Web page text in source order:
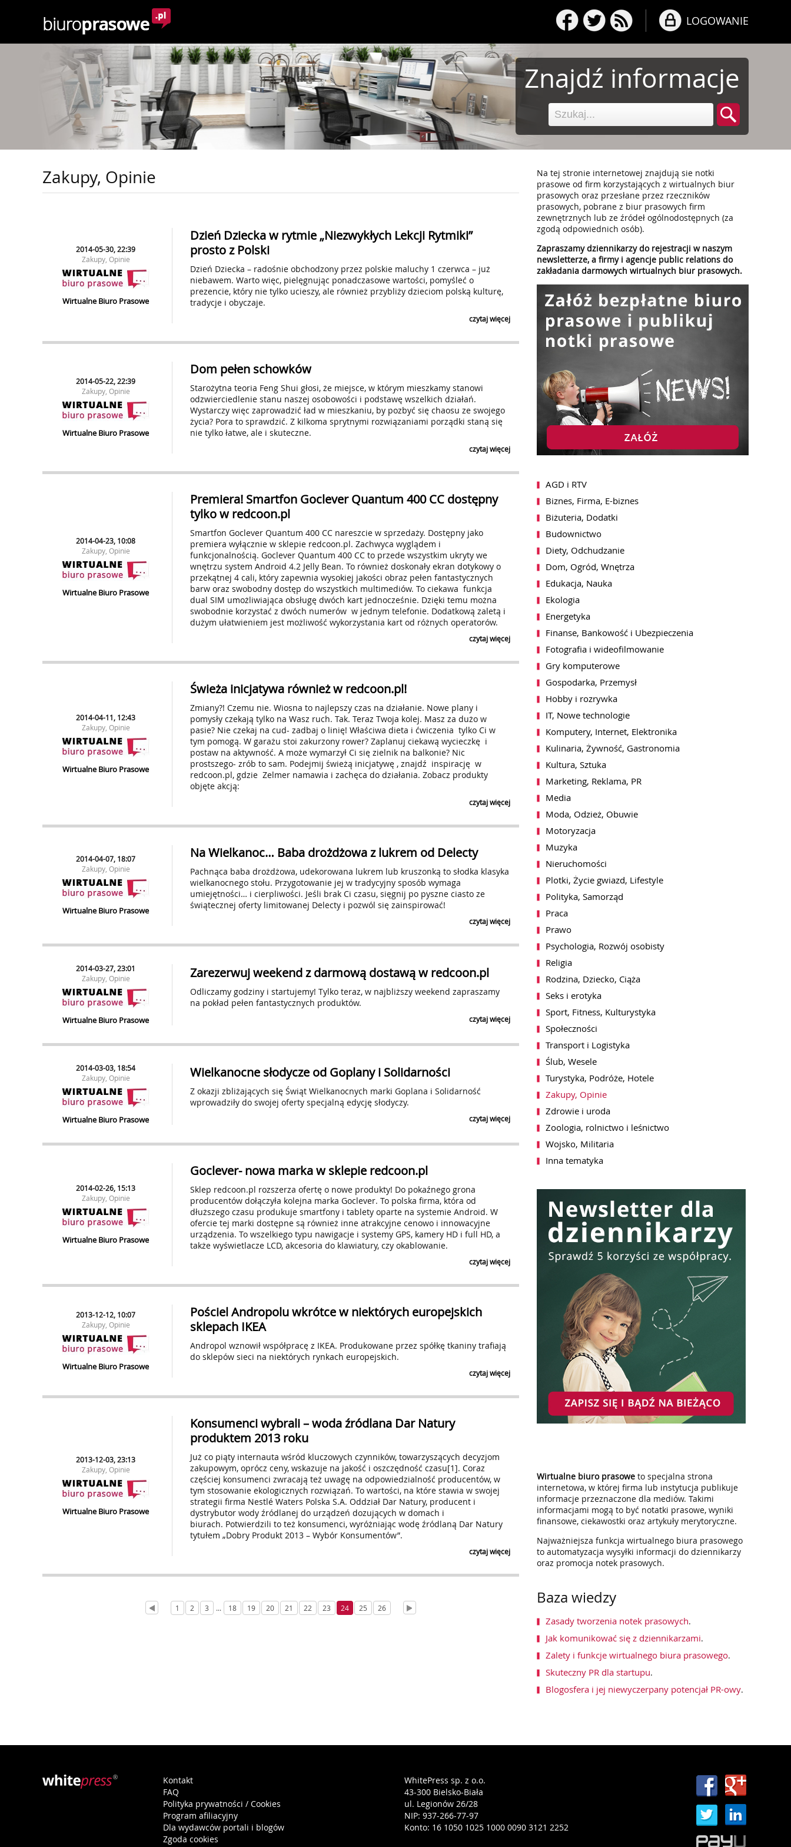
LOGOWANIE
Znajdź informacje
Zakupy, Opinie
2014-05-30, 22:39
Zakupy, Opinie
Wirtualne Biuro Prasowe
Dzień Dziecka w rytmie „Niezwykłych Lekcji Rytmiki”
prosto z Polski
Dzień Dziecka – radośnie obchodzony przez polskie maluchy 1 czerwca – już
niebawem. Warto więc, pielęgnując ponadczasowe wartości, pomyśleć o
prezencie, który nie tylko ucieszy, ale również przybliży dzieciom polską kulturę,
tradycje i obyczaje.
czytaj więcej
2014-05-22, 22:39
Zakupy, Opinie
Wirtualne Biuro Prasowe
Dom pełen schowków
Starożytna teoria Feng Shui głosi, że miejsce, w którym mieszkamy stanowi
odzwierciedlenie stanu naszej osobowości i podstawę wszelkich działań.
Wystarczy więc zaprowadzić ład w mieszkaniu, by pozbyć się chaosu ze swojego
życia? Pora to sprawdzić. Z kilkoma sprytnymi rozwiązaniami porządki staną się
nie tylko łatwe, ale i skuteczne.
czytaj więcej
2014-04-23, 10:08
Zakupy, Opinie
Wirtualne Biuro Prasowe
Premiera! Smartfon Goclever Quantum 400 CC dostępny
tylko w redcoon.pl
Smartfon Goclever Quantum 400 CC nareszcie w sprzedaży. Dostępny jako
premiera wyłącznie w sklepie redcoon.pl. Zachwyca wyglądem i
funkcjonalnością. Goclever Quantum 400 CC to przede wszystkim ukryty we
wnętrzu system Android 4.2 Jelly Bean. To również doskonały ekran dotykowy o
przekątnej 4 cali, który zapewnia wysokiej jakości obraz pełen fantastycznych
barw oraz swobodny dostęp do wszystkich multimediów. To ciekawa funkcja
dual SIM umożliwiająca obsługę dwóch kart jednocześnie. Dzięki temu można
swobodnie korzystać z dwóch numerów w jednym telefonie. Dodatkową zaletą i
dużym ułatwieniem jest możliwość wykorzystania kart od różnych operatorów.
czytaj więcej
2014-04-11, 12:43
Zakupy, Opinie
Wirtualne Biuro Prasowe
Świeża inicjatywa również w redcoon.pl!
Zmiany?! Czemu nie. Wiosna to najlepszy czas na działanie. Nowe plany i
pomysły czekają tylko na Wasz ruch. Tak. Teraz Twoja kolej. Masz za dużo w
pasie? Nie czekaj na cud- zadbaj o linię! Właściwa dieta i ćwiczenia tylko Ci w
tym pomogą. W garażu stoi zakurzony rower? Zaplanuj ciekawą wycieczkę i
postaw na aktywność. A może wymarzył Ci się zielnik na balkonie? Nic
prostszego- zrób to sam. Podejmij świeżą inicjatywę , znajdź inspirację w
redcoon.pl, gdzie Zelmer namawia i zachęca do działania. Zobacz produkty
objęte akcją:
czytaj więcej
2014-04-07, 18:07
Zakupy, Opinie
Wirtualne Biuro Prasowe
Na Wielkanoc… Baba drożdżowa z lukrem od Delecty
Pachnąca baba drożdżowa, udekorowana lukrem lub kruszonką to słodka klasyka
wielkanocnego stołu. Przygotowanie jej w tradycyjny sposób wymaga
umiejętności… i cierpliwości. Jeśli brak Ci czasu, sięgnij po pyszne ciasto ze
świątecznej oferty limitowanej Delecty i pozwól się zainspirować!
czytaj więcej
2014-03-27, 23:01
Zakupy, Opinie
Wirtualne Biuro Prasowe
Zarezerwuj weekend z darmową dostawą w redcoon.pl
Odliczamy godziny i startujemy! Tylko teraz, w najbliższy weekend zapraszamy
na pokład pełen fantastycznych produktów.
czytaj więcej
2014-03-03, 18:54
Zakupy, Opinie
Wirtualne Biuro Prasowe
Wielkanocne słodycze od Goplany i Solidarności
Z okazji zbliżających się Świąt Wielkanocnych marki Goplana i Solidarność
wprowadziły do swojej oferty specjalną edycję słodyczy.
czytaj więcej
2014-02-26, 15:13
Zakupy, Opinie
Wirtualne Biuro Prasowe
Goclever- nowa marka w sklepie redcoon.pl
Sklep redcoon.pl rozszerza ofertę o nowe produkty! Do pokaźnego grona
producentów dołączyła kolejna marka Goclever. To polska firma, która od
dłuższego czasu produkuje smartfony i tablety oparte na systemie Android. W
ofercie tej marki dostępne są również inne atrakcyjne cenowo i innowacyjne
urządzenia. To wszelkiego typu nawigacje i systemy GPS, kamery HD i full HD, a
także wyświetlacze LCD, akcesoria do klawiatury, czy okablowanie.
czytaj więcej
2013-12-12, 10:07
Zakupy, Opinie
Wirtualne Biuro Prasowe
Pościel Andropolu wkrótce w niektórych europejskich
sklepach IKEA
Andropol wznowił współpracę z IKEA. Produkowane przez spółkę tkaniny trafiają
do sklepów sieci na niektórych rynkach europejskich.
czytaj więcej
2013-12-03, 23:13
Zakupy, Opinie
Wirtualne Biuro Prasowe
Konsumenci wybrali – woda źródlana Dar Natury
produktem 2013 roku
Już co piąty internauta wśród kluczowych czynników, towarzyszących decyzjom
zakupowym, oprócz ceny, wskazuje na jakość i oszczędność czasu[1]. Coraz
częściej konsumenci zwracają też uwagę na odpowiedzialność producentów, w
tym stosowanie ekologicznych rozwiązań. To wartości, na które stawia w swojej
strategii firma Nestlé Waters Polska S.A. Oddział Dar Natury, producent i
dystrybutor wody źródlanej do urządzeń dozujących w domach i
biurach. Potwierdzili to też konsumenci, wyróżniając wodę źródlaną Dar Natury
tytułem „Dobry Produkt 2013 – Wybór Konsumentów”.
czytaj więcej
1 2 3 ... 18 19 20 21 22 23 24 25 26
Na tej stronie internetowej znajdują sie notki
prasowe od firm korzystających z wirtualnych biur
prasowych oraz przesłane przez rzeczników
prasowych, pobrane z biur prasowych firm
zewnętrznych lub ze źródeł ogólnodostępnych (za
zgodą odpowiednich osób).
Zapraszamy dziennikarzy do rejestracji w naszym
newsletterze, a firmy i agencje public relations do
zakładania darmowych wirtualnych biur prasowych.
AGD i RTV
Biznes, Firma, E-biznes
Biżuteria, Dodatki
Budownictwo
Diety, Odchudzanie
Dom, Ogród, Wnętrza
Edukacja, Nauka
Ekologia
Energetyka
Finanse, Bankowość i Ubezpieczenia
Fotografia i wideofilmowanie
Gry komputerowe
Gospodarka, Przemysł
Hobby i rozrywka
IT, Nowe technologie
Komputery, Internet, Elektronika
Kulinaria, Żywność, Gastronomia
Kultura, Sztuka
Marketing, Reklama, PR
Media
Moda, Odzież, Obuwie
Motoryzacja
Muzyka
Nieruchomości
Plotki, Życie gwiazd, Lifestyle
Polityka, Samorząd
Praca
Prawo
Psychologia, Rozwój osobisty
Religia
Rodzina, Dziecko, Ciąża
Seks i erotyka
Sport, Fitness, Kulturystyka
Społeczności
Transport i Logistyka
Ślub, Wesele
Turystyka, Podróże, Hotele
Zakupy, Opinie
Zdrowie i uroda
Zoologia, rolnictwo i leśnictwo
Wojsko, Militaria
Inna tematyka
Wirtualne biuro prasowe to specjalna strona
internetowa, w której firma lub instytucja publikuje
informacje przeznaczone dla mediów. Takimi
informacjami mogą to być notatki prasowe, wyniki
finansowe, ciekawostki oraz artykuły merytoryczne.
Najważniejsza funkcja wirtualnego biura prasowego
to automatyzacja wysyłki informacji do dziennikarzy
oraz promocja notek prasowych.
Baza wiedzy
Zasady tworzenia notek prasowych.
Jak komunikować się z dziennikarzami.
Zalety i funkcje wirtualnego biura prasowego.
Skuteczny PR dla startupu.
Blogosfera i jej niewyczerpany potencjał PR-owy.
Kontakt
FAQ
Polityka prywatności / Cookies
Program afiliacyjny
Dla wydawców portali i blogów
Zgoda cookies
WhitePress sp. z o.o.
43-300 Bielsko-Biała
ul. Legionów 26/28
NIP: 937-266-77-97
Konto: 16 1050 1025 1000 0090 3121 2252
Adres E-mail *
Harmonogram wysyłki*
natychmiast po akceptacji notki przez redakcję
raz dziennie (wiadomość zbiorcza)
Wyrażam zgodę na przetwarzanie moich danych osobowych przez WhitePress sp. z o.o. z siedzibą
w Bielsku-Białej przy ul. Legionów 26/28, w celu przesyłania mi na podany adres email informacji o
nowych notkach prasowych dodawanych przez użytkowników platformy WhitePress. Więcej
informacji związanych z przetwarzaniem danych osobowych znajdą Państwo w naszejPolityce
. Zgoda na przetwarzanie danych w ww. celu może być w każdej chwili cofnięta
, jak również przez kliknięcie w
ZAPISZ SIĘ DO NEWSLETTERA